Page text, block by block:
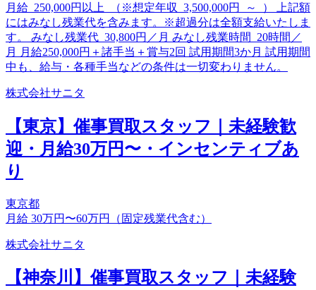
月給 250,000円以上 （※想定年収 3,500,000円 ～ ） 上記額
にはみなし残業代を含みます。※超過分は全額支給いたしま
す。 みなし残業代 30,800円／月 みなし残業時間 20時間／
月 月給250,000円＋諸手当＋賞与2回 試用期間3か月 試用期間
中も、給与・各種手当などの条件は一切変わりません。
株式会社サニタ
【東京】催事買取スタッフ｜未経験歓
迎・月給30万円〜・インセンティブあ
り
東京都
月給 30万円〜60万円（固定残業代含む）
株式会社サニタ
【神奈川】催事買取スタッフ｜未経験